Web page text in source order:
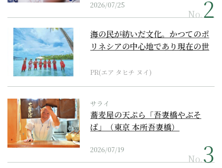
2026/07/25
No.
海の民が紡いだ文化。かつてのポ
リネシアの中心地であり現在の世
PR(エア タヒチ ヌイ)
サライ
蕎麦屋の天ぷら「吾妻橋やぶそ
ば」（東京 本所吾妻橋）
2026/07/19
No.